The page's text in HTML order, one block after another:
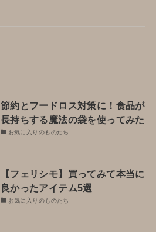
節約とフードロス対策に！食品が
長持ちする魔法の袋を使ってみた
お気に入りのものたち
【フェリシモ】買ってみて本当に
良かったアイテム5選
お気に入りのものたち